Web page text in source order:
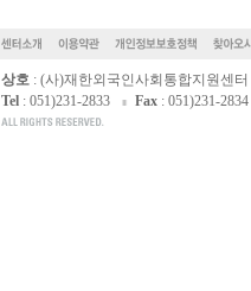
상호 : (사)재한외국인사회통합지원센터
Tel : 051)231-2833 Fax : 051)231-2834